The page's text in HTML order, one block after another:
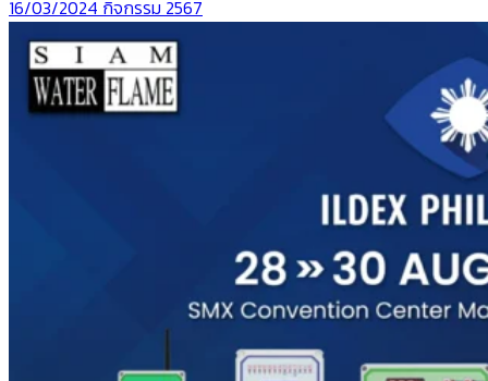
16/03/2024 กิจกรรม 2567